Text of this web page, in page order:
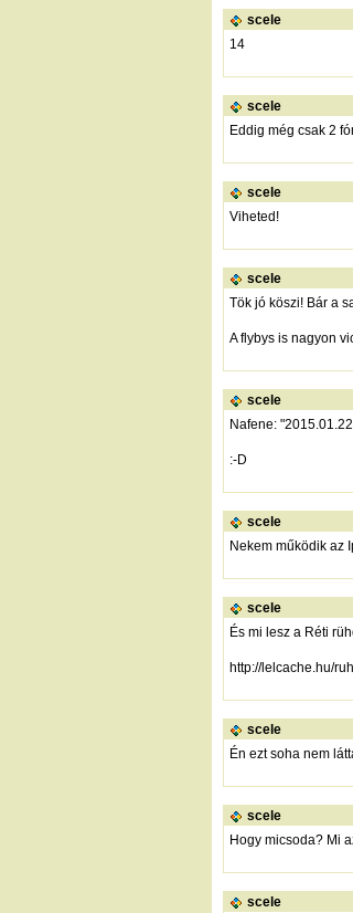
scele
14
scele
Eddig még csak 2
scele
Viheted!
scele
Tök jó köszi! Bár a
A flybys is nagyon
scele
Nafene:
:-D
scele
Nekem működik az
scele
És mi lesz a Réti
http://lelcache.hu/
scele
Én ezt soha nem
scele
Hogy micsoda? Mi
scele